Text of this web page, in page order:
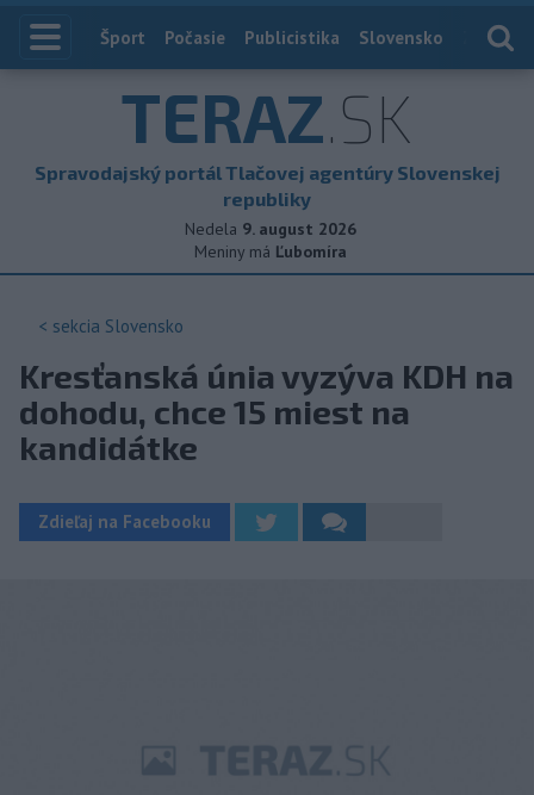
Index
Šport Počasie Publicistika Slovensko
TERAZ.SK
Spravodajský portál Tlačovej agentúry Slovenskej
republiky
Nedela 9. august 2026
Meniny má Ľubomíra
< sekcia Slovensko
Kresťanská únia vyzýva KDH na
dohodu, chce 15 miest na
kandidátke
Zdieľaj na Facebooku